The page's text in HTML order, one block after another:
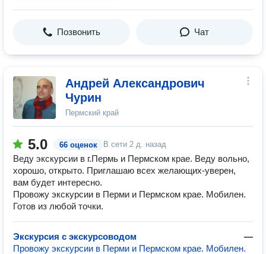
Позвонить Чат
Андрей Александрович
Чурин
Пермский край
5.0 66 оценок В сети 2 д. назад
Веду экскурсии в г.Пермь и Пермском крае. Веду вольно,
хорошо, открыто. Приглашаю всех желающих-уверен,
вам будет интересно.
Провожу экскурсии в Перми и Пермском крае. Мобилен.
Готов из любой точки.
Экскурсия с экскурсоводом
—
Провожу экскурсии в Перми и Пермском крае. Мобилен.